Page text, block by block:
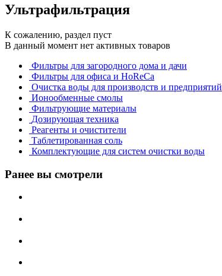
Ультрафильтрация
К сожалению, раздел пуст
В данный момент нет активных товаров
Фильтры для загородного дома и дачи
Фильтры для офиса и HoReCa
Очистка воды для производств и предприятий
Ионообменные смолы
Фильтрующие материалы
Дозирующая техника
Реагенты и очистители
Таблетированная соль
Комплектующие для систем очистки воды
Ранее вы смотрели